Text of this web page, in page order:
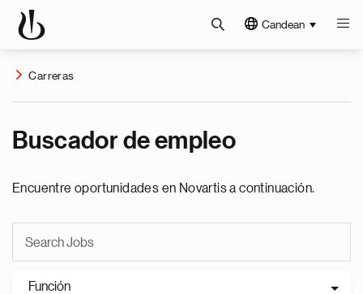
Candean
Carreras
Buscador de empleo
Encuentre oportunidades en Novartis a continuación.
Función